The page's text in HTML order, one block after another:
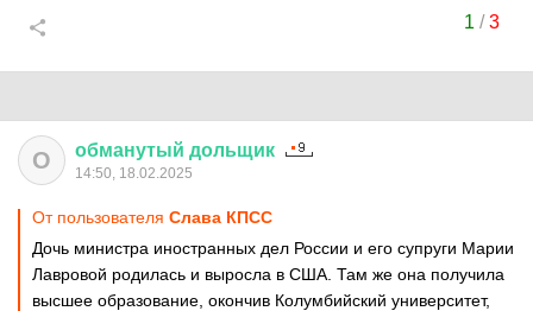
1 /3
О обманутый дольщик
14:50, 18.02.2025
От пользователя Слава КПСС
Дочь министра иностранных дел России и его супруги Марии
Лавровой родилась и выросла в США. Там же она получила
высшее образование, окончив Колумбийский университет,